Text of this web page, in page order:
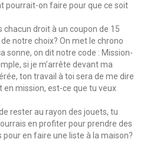
pourrait-on faire pour que ce soit
droit à un coupon de 15
notre choix? On met le chrono
sonne, on dit notre code : Mission-
si je m’arrête devant ma
ton travail à toi sera de me dire
en mission, est-ce que tu veux
rester au rayon des jouets, tu
en profiter pour prendre des
en faire une liste à la maison?